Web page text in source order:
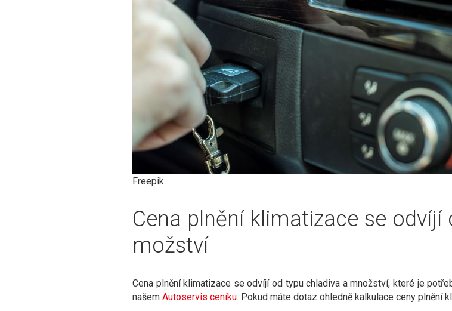
Freepik
Cena plnění klimatizace se
možství
Cena plnění klimatizace se odvíjí od typu chladiva a množství, které je
našem Autoservis ceníku. Pokud máte dotaz ohledně kalkulace ceny plnění